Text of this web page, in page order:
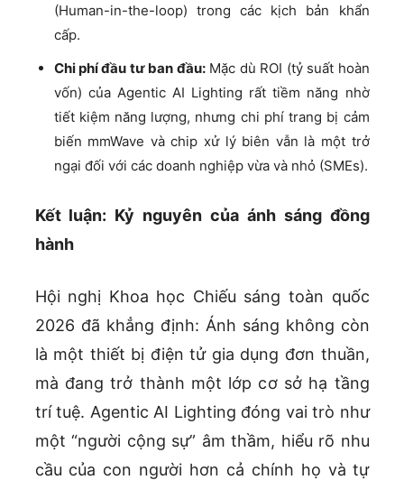
(Human-in-the-loop) trong các kịch bản khẩn
cấp.
Chi phí đầu tư ban đầu:Mặc dù ROI (tỷ suất hoàn
vốn) của Agentic AI Lighting rất tiềm năng nhờ
tiết kiệm năng lượng, nhưng chi phí trang bị cảm
biến mmWave và chip xử lý biên vẫn là một trở
ngại đối với các doanh nghiệp vừa và nhỏ (SMEs).
Kết luận: Kỷ nguyên của ánh sáng đồng
hành
Hội nghị Khoa học Chiếu sáng toàn quốc
2026 đã khẳng định: Ánh sáng không còn
là một thiết bị điện tử gia dụng đơn thuần,
mà đang trở thành một lớp cơ sở hạ tầng
trí tuệ. Agentic AI Lighting đóng vai trò như
một “người cộng sự” âm thầm, hiểu rõ nhu
cầu của con người hơn cả chính họ và tự